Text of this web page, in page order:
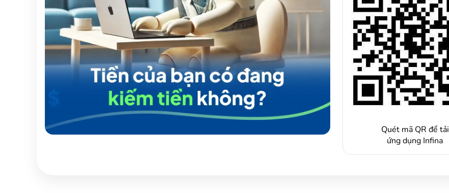
Quét mã QR để tải
ứng dụng Infina